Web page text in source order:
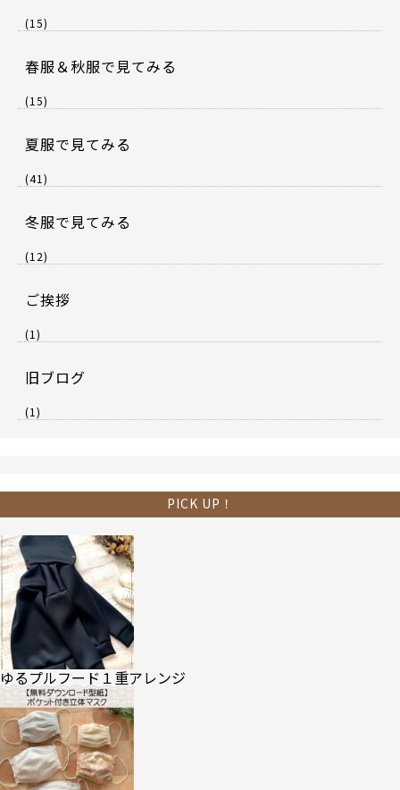
(15)
春服＆秋服で見てみる
(15)
夏服で見てみる
(41)
冬服で見てみる
(12)
ご挨拶
(1)
旧ブログ
(1)
PICK UP！
ゆるプルフード１重アレンジ